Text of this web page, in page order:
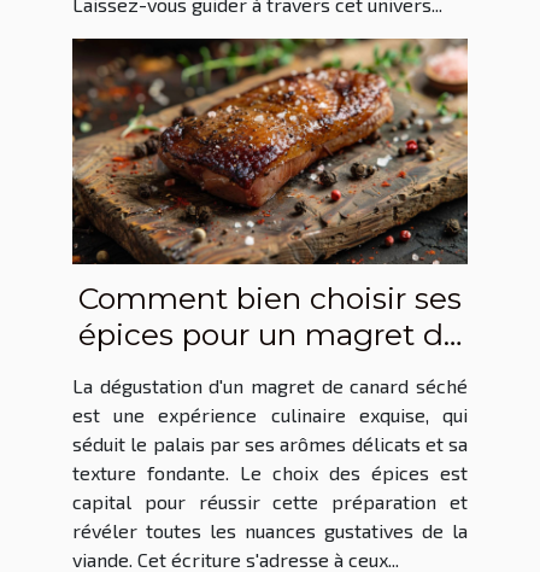
Comment bien choisir ses
épices pour un magret de
La dégustation d'un magret de canard séché
est une expérience culinaire exquise, qui
séduit le palais par ses arômes délicats et sa
texture fondante. Le choix des épices est
capital pour réussir cette préparation et
révéler toutes les nuances gustatives de la
viande. Cet écriture s'adresse à ceux...